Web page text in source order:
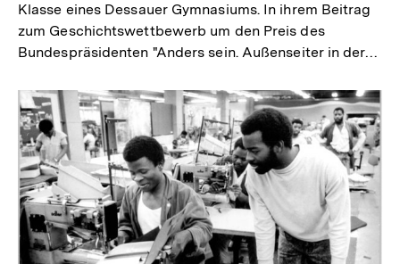
Klasse eines Dessauer Gymnasiums. In ihrem Beitrag
zum Geschichtswettbewerb um den Preis des
Bundespräsidenten "Anders sein. Außenseiter in der…